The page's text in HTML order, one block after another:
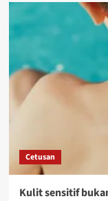
Cetusan
Kulit sensitif